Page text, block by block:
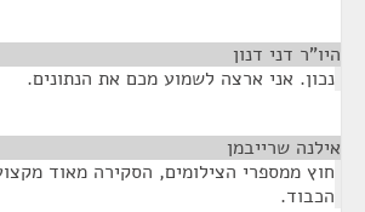
היו"ר דני דנון
נכון. אני ארצה לשמוע מכם את הנתונים.
אילנה שרייבמן
חוץ ממספרי הצילומים, הסקירה מאוד
הכבוד.